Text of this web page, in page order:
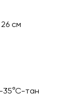
см
-35°С-тан